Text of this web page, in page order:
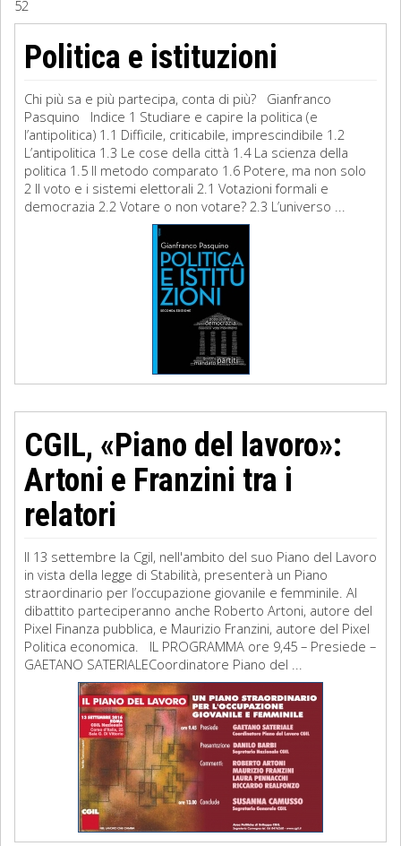
Filosofia
Storia
Matematica
Diritto
52
Politica e istituzioni
Chi più sa e più partecipa, conta di più? Gianfranco
Pasquino Indice 1 Studiare e capire la politica (e
l’antipolitica) 1.1 Difficile, criticabile, imprescindibile 1.2
L’antipolitica 1.3 Le cose della città 1.4 La scienza della
politica 1.5 Il metodo comparato 1.6 Potere, ma non solo
2 Il voto e i sistemi elettorali 2.1 Votazioni formali e
democrazia 2.2 Votare o non votare? 2.3 L’universo ...
CGIL, «Piano del lavoro»:
Artoni e Franzini tra i
relatori
Il 13 settembre la Cgil, nell'ambito del suo Piano del Lavoro
in vista della legge di Stabilità, presenterà un Piano
straordinario per l’occupazione giovanile e femminile. Al
dibattito parteciperanno anche Roberto Artoni, autore del
Pixel Finanza pubblica, e Maurizio Franzini, autore del Pixel
Politica economica. IL PROGRAMMA ore 9,45 – Presiede –
GAETANO SATERIALECoordinatore Piano del ...